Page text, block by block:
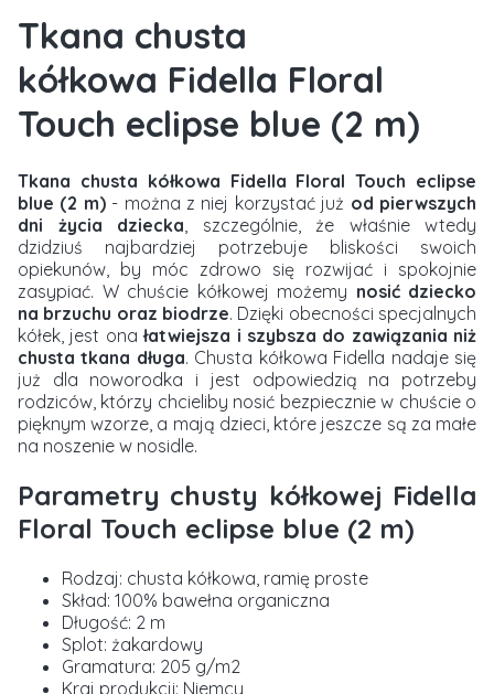
Tkana chusta
kółkowa Fidella Floral
Touch eclipse blue (2 m)
Tkana chusta kółkowa Fidella Floral Touch eclipse
blue (2 m)- można z niej korzystać już od pierwszych
dni życia dziecka , szczególnie, że właśnie wtedy
dzidziuś najbardziej potrzebuje bliskości swoich
opiekunów, by móc zdrowo się rozwijać i spokojnie
zasypiać. W chuście kółkowej możemy nosić dziecko
na brzuchu oraz biodrze. Dzięki obecności specjalnych
kółek, jest onałatwiejsza i szybsza do zawiązania niż
chusta tkana długa. Chusta kółkowa Fidella nadaje się
już dla noworodka i jest odpowiedzią na potrzeby
rodziców, którzy chcieliby nosić bezpiecznie w chuście o
pięknym wzorze, a mają dzieci, które jeszcze są za małe
na noszenie w nosidle.
Parametry chusty kółkowej Fidella
Floral Touch eclipse blue (2 m)
Rodzaj: chusta kółkowa, ramię proste
Skład: 100% bawełna organiczna
Długość: 2 m
Splot: żakardowy
Gramatura: 205 g/m2
Kraj produkcji: Niemcy